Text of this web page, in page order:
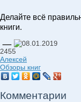
Делайте всё
книги.
—
08.01.2019
2455
Алексей
Обзоры книг
Комментарии